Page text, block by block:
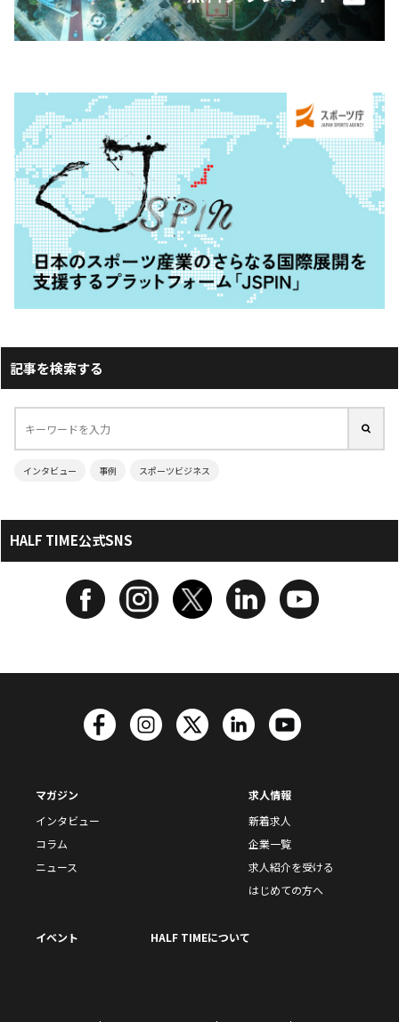
記事を検索する
インタビュー 事例 スポーツビジネス
HALF TIME公式SNS
マガジン
インタビュー
コラム
ニュース
求人情報
新着求人
企業一覧
求人紹介を受ける
はじめての方へ
イベント HALF TIMEについて